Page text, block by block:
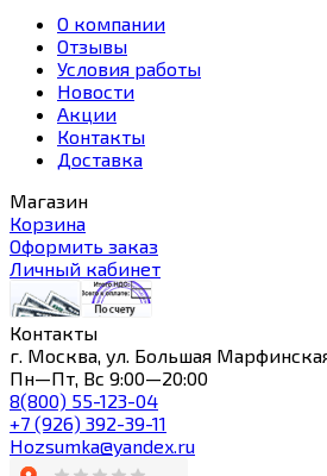
О компании
Отзывы
Условия работы
Новости
Акции
Контакты
Доставка
Магазин
Корзина
Оформить заказ
Личный кабинет
Контакты
г. Москва, ул. Большая
Пн—Пт, Вс 9:00—20:00
8(800) 55-123-04
+7 (926) 392-39-11
Hozsumka@yandex.ru